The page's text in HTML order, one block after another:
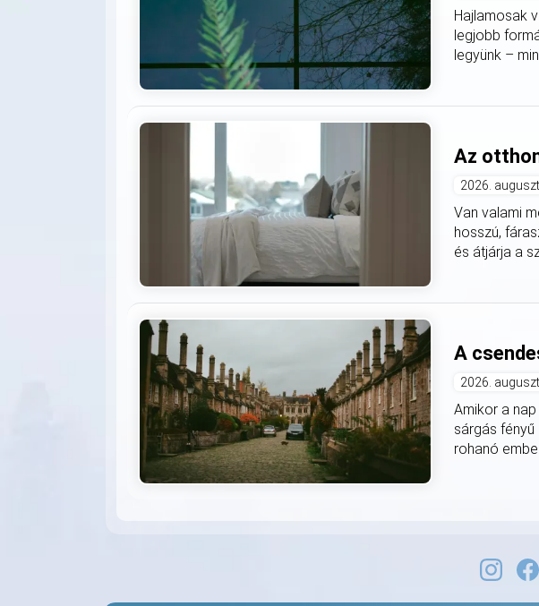
Hajlamosak
legjobb
legyünk –
Az
2026.
Van valami
hosszú,
és átjárja a
A
2026.
Amikor a
sárgás
rohanó